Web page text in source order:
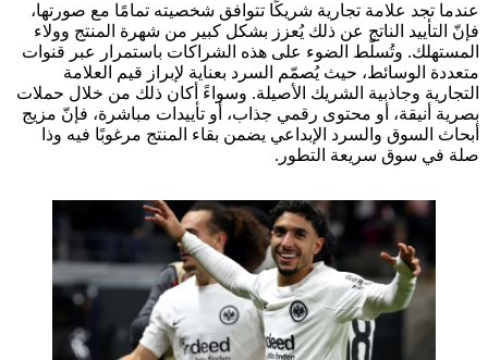
عندما تجد علامة تجارية شريكًا تتوافق شخصيته تمامًا مع صورتها،
فإنّ التأييد الناتج عن ذلك يُعزز بشكل كبير من شهرة المنتج وولاء
المستهلك. وتُسلّط الضوء على هذه الشراكات باستمرار عبر قنوات
متعددة الوسائط، حيث يُصمّم السرد بعناية لإبراز قيم العلامة
التجارية وجاذبية الشريك الأصيلة. وسواءً أكان ذلك من خلال حملات
بصرية أنيقة، أو محتوى رقمي جذاب، أو تأييدات مباشرة، فإنّ مزيج
أبحاث السوق والسرد الإبداعي يضمن بقاء المنتج مرغوبًا فيه وذا
صلة في سوق سريعة التطور.